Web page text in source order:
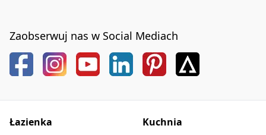
Zaobserwuj nas w Social Mediach
Łazienka
Kuchnia